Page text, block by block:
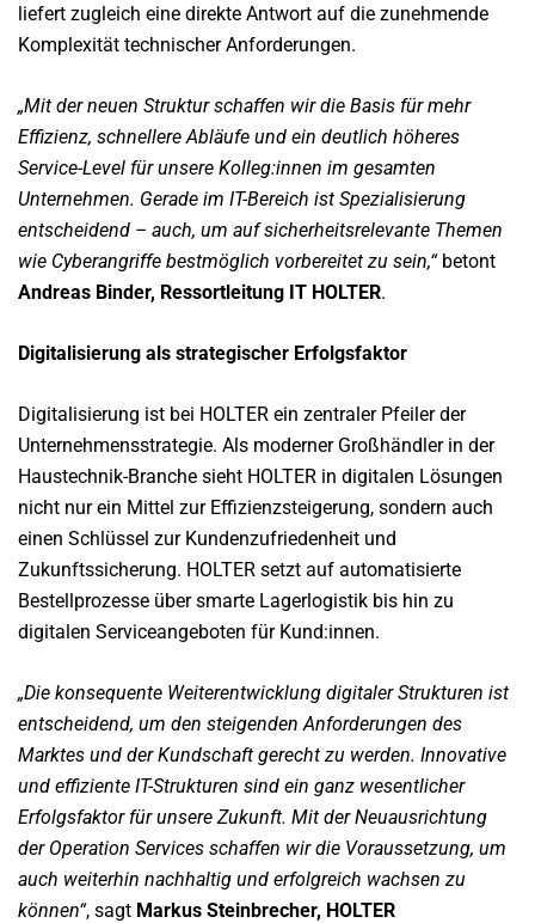
liefert zugleich eine direkte Antwort auf die zunehmende
Komplexität technischer Anforderungen.
„Mit der neuen Struktur schaffen wir die Basis für mehr
Effizienz, schnellere Abläufe und ein deutlich höheres
Service-Level für unsere Kolleg:innen im gesamten
Unternehmen. Gerade im IT-Bereich ist Spezialisierung
entscheidend – auch, um auf sicherheitsrelevante Themen
wie Cyberangriffe bestmöglich vorbereitet zu sein,“betont
Andreas Binder, Ressortleitung IT HOLTER.
Digitalisierung als strategischer Erfolgsfaktor
Digitalisierung ist bei HOLTER ein zentraler Pfeiler der
Unternehmensstrategie. Als moderner Großhändler in der
Haustechnik-Branche sieht HOLTER in digitalen Lösungen
nicht nur ein Mittel zur Effizienzsteigerung, sondern auch
einen Schlüssel zur Kundenzufriedenheit und
Zukunftssicherung. HOLTER setzt auf automatisierte
Bestellprozesse über smarte Lagerlogistik bis hin zu
digitalen Serviceangeboten für Kund:innen.
„Die konsequente Weiterentwicklung digitaler Strukturen ist
entscheidend, um den steigenden Anforderungen des
Marktes und der Kundschaft gerecht zu werden. Innovative
und effiziente IT-Strukturen sind ein ganz wesentlicher
Erfolgsfaktor für unsere Zukunft. Mit der Neuausrichtung
der Operation Services schaffen wir die Voraussetzung, um
auch weiterhin nachhaltig und erfolgreich wachsen zu
können“, sagt Markus Steinbrecher, HOLTER